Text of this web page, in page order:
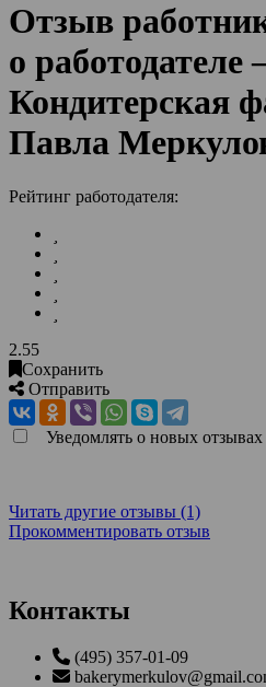
Отзыв
о
Кондитерская
Павла
Рейтинг работодателя:
2.55
Сохранить
Отправить
Уведомлять о новых отзывах
Читать другие отзывы (1)
Прокомментировать отзыв
Контакты
(495) 357-01-09